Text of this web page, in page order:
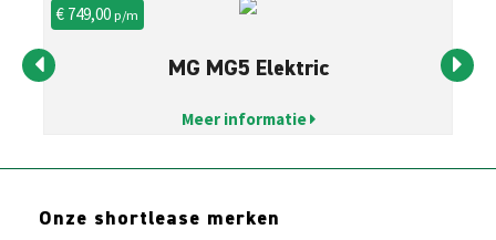
€ 749,00p/m
MG MG5 Elektric
Meer informatie
Onze shortlease merken